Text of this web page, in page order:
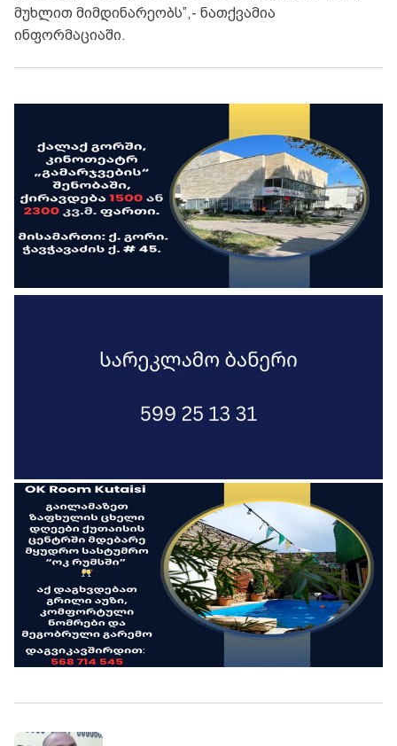
მუხლით მიმდინარეობს”,- ნათქვამია
ინფორმაციაში.